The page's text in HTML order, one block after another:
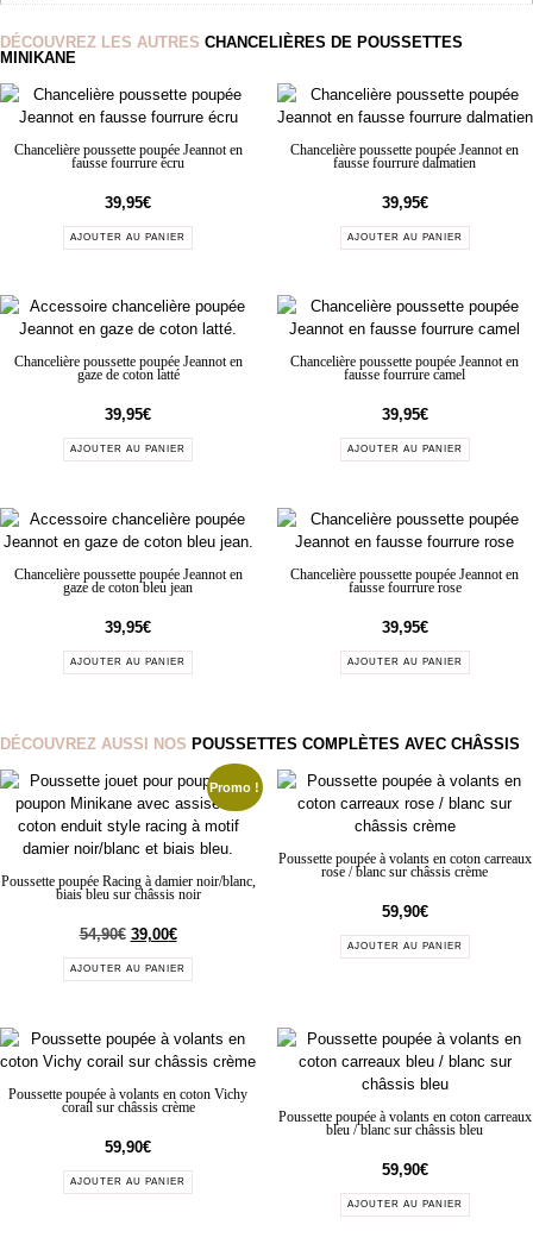
DÉCOUVREZ LES AUTRES CHANCELIÈRES DE POUSSETTES
MINIKANE
Chancelière poussette poupée Jeannot en
fausse fourrure écru
39,95€
AJOUTER AU PANIER
Chancelière poussette poupée Jeannot en
fausse fourrure dalmatien
39,95€
AJOUTER AU PANIER
Chancelière poussette poupée Jeannot en
gaze de coton latté
39,95€
AJOUTER AU PANIER
Chancelière poussette poupée Jeannot en
fausse fourrure camel
39,95€
AJOUTER AU PANIER
Chancelière poussette poupée Jeannot en
gaze de coton bleu jean
39,95€
AJOUTER AU PANIER
Chancelière poussette poupée Jeannot en
fausse fourrure rose
39,95€
AJOUTER AU PANIER
DÉCOUVREZ AUSSI NOS POUSSETTES COMPLÈTES AVEC CHÂSSIS
Promo !
Poussette poupée Racing à damier noir/blanc,
biais bleu sur châssis noir
54,90€ 39,00€
AJOUTER AU PANIER
Poussette poupée à volants en coton carreaux
rose / blanc sur châssis crème
59,90€
AJOUTER AU PANIER
Poussette poupée à volants en coton Vichy
corail sur châssis crème
59,90€
AJOUTER AU PANIER
Poussette poupée à volants en coton carreaux
bleu / blanc sur châssis bleu
59,90€
AJOUTER AU PANIER